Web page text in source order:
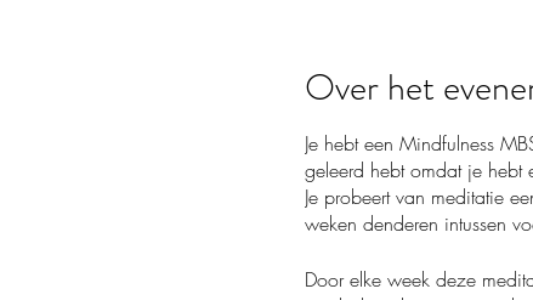
Over het
Je hebt een Mindfulness
geleerd hebt omdat je hebt
Je probeert van meditatie
weken denderen intussen
Door elke week deze